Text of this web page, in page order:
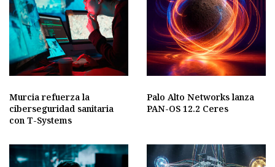
Murcia refuerza la
ciberseguridad sanitaria
con T-Systems
Palo Alto Networks lanza
PAN-OS 12.2 Ceres